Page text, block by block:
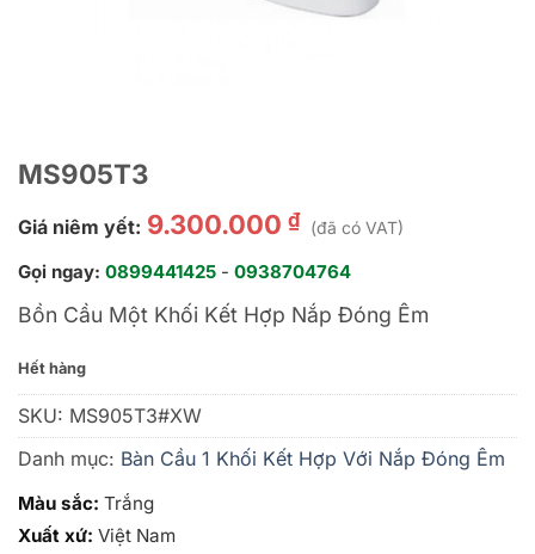
MS905T3
Giá niêm yết: 9.300.000 ₫ (đã có VAT)
Gọi ngay: 0899441425 - 0938704764
Bồn Cầu Một Khối Kết Hợp Nắp Đóng Êm
Hết hàng
SKU: MS905T3#XW
Danh mục: Bàn Cầu 1 Khối Kết Hợp Với Nắp Đóng Êm
Màu sắc: Trắng
Xuất xứ: Việt Nam